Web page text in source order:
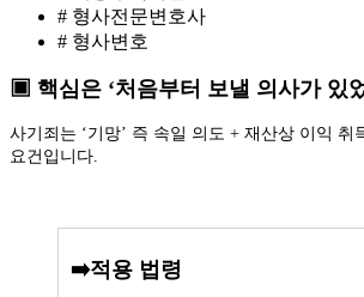
# 형사전문변호사
# 형사변호
▣ 핵심은 ‘처음부터 보낼 의사가 있
사기죄는 ‘기망’ 즉 속일 의도 + 재산상 이익 취
요건입니다.
➡️적용 법령